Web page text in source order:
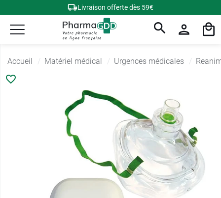
Livraison offerte dès 59€
Accueil Matériel médical Urgences médicales